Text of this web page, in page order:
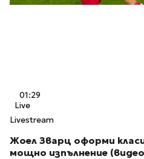
01:29
Live
Livestream
Жоел Зварц оформи
мощно изпълнение